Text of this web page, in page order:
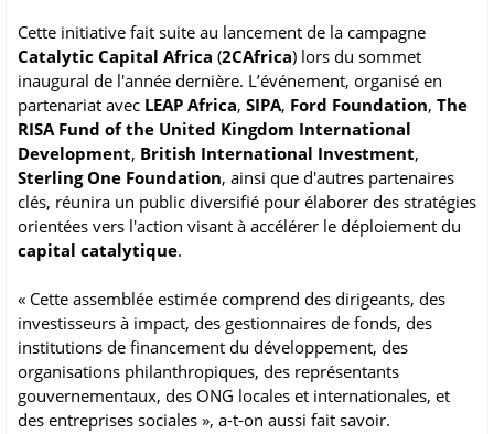
Cette initiative fait suite au lancement de la campagne
Catalytic Capital Africa (2CAfrica) lors du sommet
inaugural de l'année dernière. L’événement, organisé en
partenariat avec LEAP Africa, SIPA, Ford Foundation, The
RISA Fund of the United Kingdom International
Development, British International Investment,
Sterling One Foundation, ainsi que d'autres partenaires
clés, réunira un public diversifié pour élaborer des stratégies
orientées vers l'action visant à accélérer le déploiement du
capital catalytique.
« Cette assemblée estimée comprend des dirigeants, des
investisseurs à impact, des gestionnaires de fonds, des
institutions de financement du développement, des
organisations philanthropiques, des représentants
gouvernementaux, des ONG locales et internationales, et
des entreprises sociales », a-t-on aussi fait savoir.